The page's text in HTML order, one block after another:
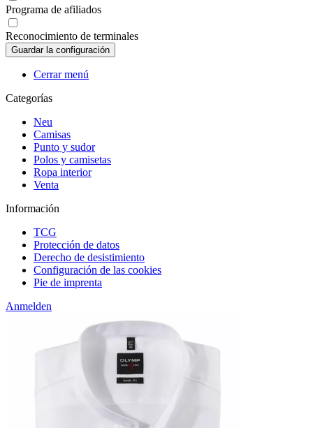
Programa de afiliados
Reconocimiento de terminales
Cerrar menú
Categorías
Neu
Camisas
Punto y sudor
Polos y camisetas
Ropa interior
Venta
Información
TCG
Protección de datos
Derecho de desistimiento
Configuración de las cookies
Pie de imprenta
Anmelden